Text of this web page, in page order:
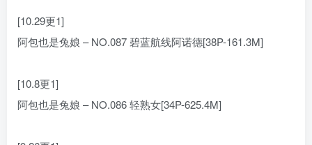
[10.29更1]
阿包也是兔娘 – NO.087 碧蓝航线阿诺德[38P-161.3M]
[10.8更1]
阿包也是兔娘 – NO.086 轻熟女[34P-625.4M]